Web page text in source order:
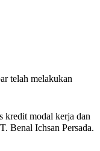
telah melakukan
kredit modal kerja dan
Benal Ichsan Persada.